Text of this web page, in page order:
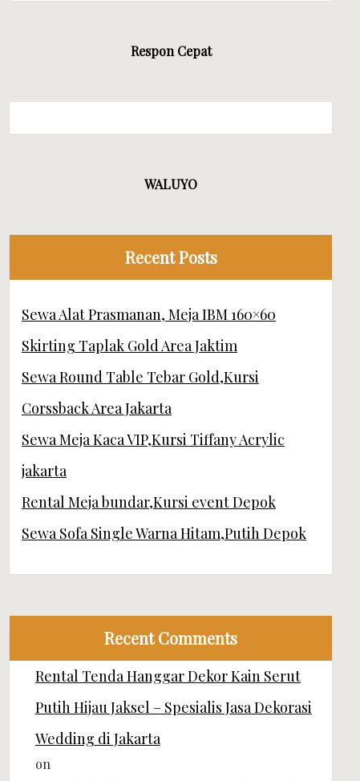
MANDIRI JAYA EVENT
Respon Cepat
WALUYO
Recent Posts
Sewa Alat Prasmanan, Meja IBM 160×60
Skirting Taplak Gold Area Jaktim
Sewa Round Table Tebar Gold,Kursi
Corssback Area Jakarta
Sewa Meja Kaca VIP,Kursi Tiffany Acrylic
jakarta
Rental Meja bundar,Kursi event Depok
Sewa Sofa Single Warna Hitam,Putih Depok
Recent Comments
Rental Tenda Hanggar Dekor Kain Serut
Putih Hijau Jaksel – Spesialis Jasa Dekorasi
Wedding di Jakarta
on